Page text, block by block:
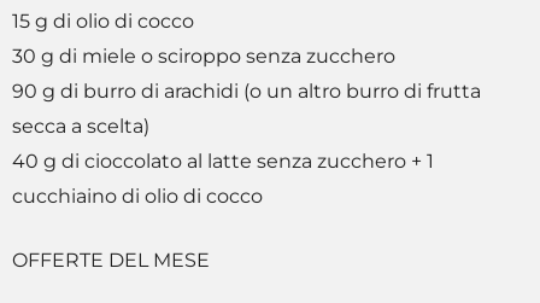
15 g di olio di cocco
30 g di miele o sciroppo senza zucchero
90 g di burro di arachidi (o un altro burro di frutta
secca a scelta)
40 g di cioccolato al latte senza zucchero + 1
cucchiaino di olio di cocco
OFFERTE DEL MESE